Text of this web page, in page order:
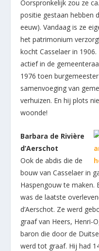
Oorspronkelijk zou ze
positie gestaan hebben
eeuw). Vandaag is ze
het patrimonium
kocht Casselaer in
actief in de
1976 toen
samenvoeging van
verhuizen. En hij plots
woonde!
Barbara de Rivière
d’Aerschot
Ook de abdis die de
bouw van Casselaer in
Haspengouw te maken.
was de laatste
d’Aerschot. Ze werd
graaf van Heers, Henri-
baron die door de
werd tot graaf. Hij had